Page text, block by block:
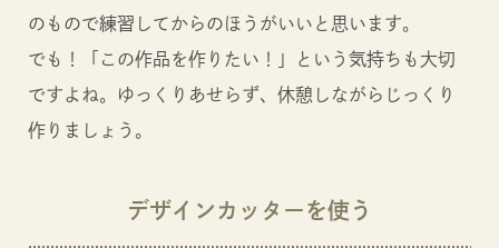
のもので練習してからのほうがいいと思います。
でも！「この作品を作りたい！」という気持ちも大切
ですよね。ゆっくりあせらず、休憩しながらじっくり
作りましょう。
デザインカッターを使う